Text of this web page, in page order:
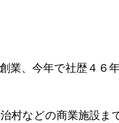
業、今年で社歴４６
村などの商業施設ま